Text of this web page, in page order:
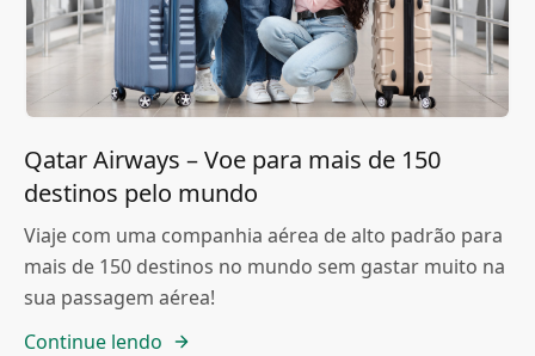
Qatar Airways – Voe para mais de 150
destinos pelo mundo
Viaje com uma companhia aérea de alto padrão para
mais de 150 destinos no mundo sem gastar muito na
sua passagem aérea!
Continue lendo